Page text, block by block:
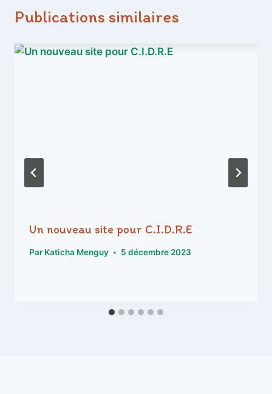
Publications similaires
Un nouveau site pour C.I.D.R.E
Par Katicha Menguy 5 décembre 2023